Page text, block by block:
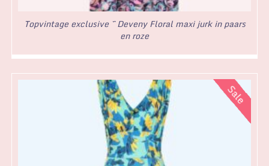
Topvintage exclusive ~ Deveny Floral maxi jurk in paars
en roze